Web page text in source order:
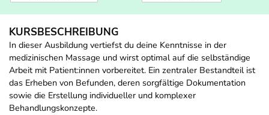
KURSBESCHREIBUNG
In dieser Ausbildung vertiefst du deine Kenntnisse in der
medizinischen Massage und wirst optimal auf die selbständige
Arbeit mit Patient:innen vorbereitet. Ein zentraler Bestandteil ist
das Erheben von Befunden, deren sorgfältige Dokumentation
sowie die Erstellung individueller und komplexer
Behandlungskonzepte.